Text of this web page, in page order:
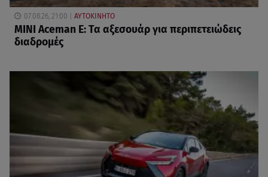
07.08.26, 21:00 ΑΥΤΟΚΙΝΗΤΟ
MINI Aceman E: Τα αξεσουάρ για περιπετειώδεις
διαδρομές